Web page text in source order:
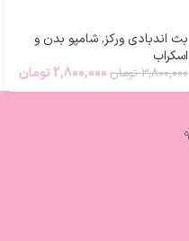
بث اندبادی ورکز,شامپو بدن و
اسکراب
3,800,000 تومان 2,800,000 تومان